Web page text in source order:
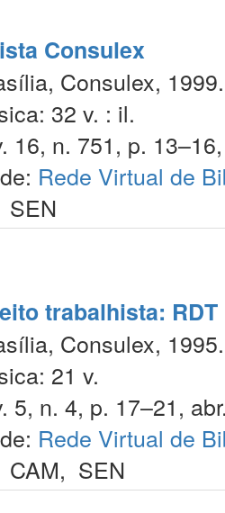
Consulex
Consulex, 1999.
32 v. : il.
16, n. 751, p.
Rede Virtual de
SEN
trabalhista: RDT
Consulex, 1995.
21 v.
5, n. 4, p. 17–21,
Rede Virtual de
CAM, SEN